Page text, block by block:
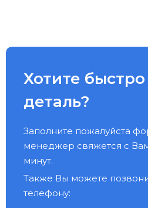
Хотите
деталь?
Заполните пожалуйста
менеджер свяжется с
минут.
Также Вы можете
телефону: